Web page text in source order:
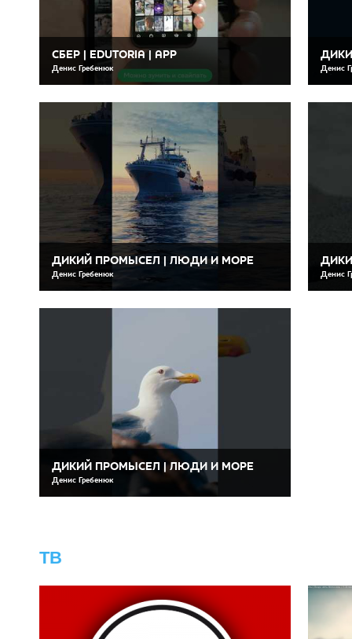
СБЕР | EDUTORIA | APP
Денис Гребенюк Денис
ДИКИЙ ПРОМЫСЕЛ | ЛЮДИ И МОРЕ
Денис Гребенюк Денис
ДИКИЙ ПРОМЫСЕЛ | ЛЮДИ И МОРЕ
Денис Гребенюк
ТВ